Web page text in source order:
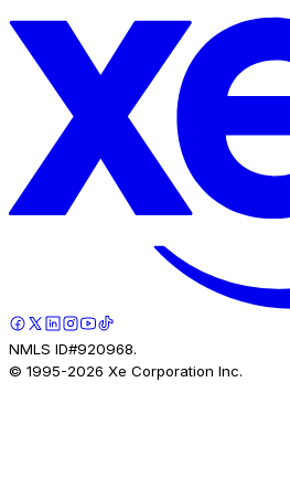
NMLS ID#920968.
© 1995-2026 Xe Corporation Inc.